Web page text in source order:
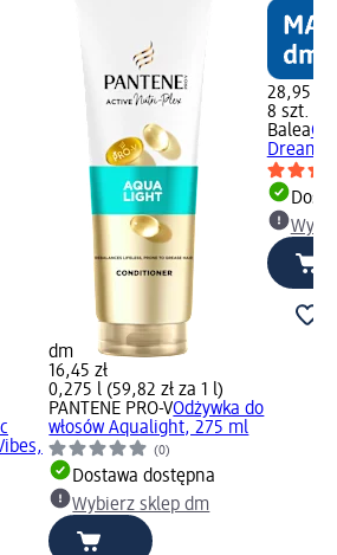
dm
16,45 zł
0,275 l (59,82 zł za 1 l)
PANTENE PRO-VOdżywka do
włosów Aqualight, 275 ml
(0)
Dostawa dostępna
Wybierz sklep dm
28,95 zł
8 szt.
Balea